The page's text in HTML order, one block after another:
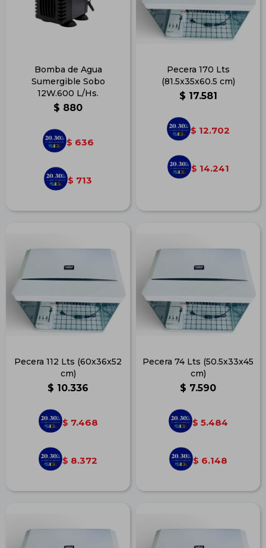
Bomba de Agua
Sumergible Sobo
12W.600 L/Hs.
$ 880
$ 636
$ 713
Pecera 170 Lts
(81.5x35x60.5 cm)
$ 17.581
$ 12.702
$ 14.241
Pecera 112 Lts (60x36x52
cm)
$ 10.336
$ 7.468
$ 8.372
Pecera 74 Lts (50.5x33x45
cm)
$ 7.590
$ 5.484
$ 6.148